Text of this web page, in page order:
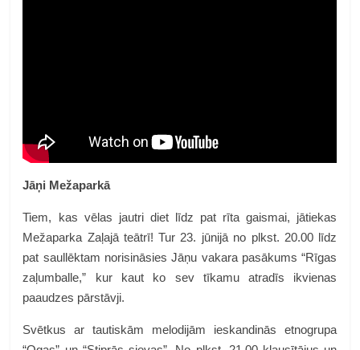
Jāņi Mežaparkā
Tiem, kas vēlas jautri diet līdz pat rīta gaismai, jātiekas
Mežaparka Zaļajā teātrī! Tur 23. jūnijā no plkst. 20.00 līdz
pat saullēktam norisināsies Jāņu vakara pasākums “Rīgas
zaļumballe,” kur kaut ko sev tīkamu atradīs ikvienas
paaudzes pārstāvji.
Svētkus ar tautiskām melodijām ieskandinās etnogrupa